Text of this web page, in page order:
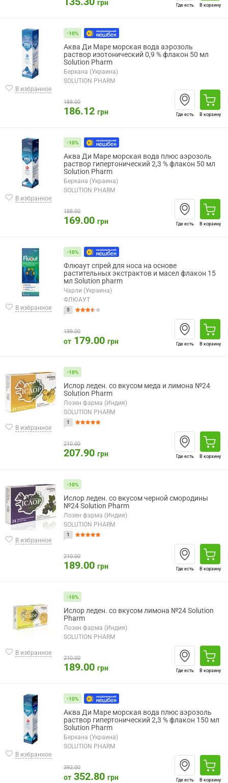
грн Где есть В корзину
В избранное
-10%
Аква Ди Маре морская вода аэрозоль
раствор изотонический 0,9 % флакон 50 мл
Solution Pharm
Беркана (Украина)
SOLUTION PHARM
188.00
186.12 грн Где есть В корзину
В избранное
-10%
Аква Ди Маре морская вода плюс аэрозоль
раствор гипертонический 2,3 % флакон 50 мл
Solution Pharm
Беркана (Украина)
SOLUTION PHARM
188.00
169.00 грн Где есть В корзину
В избранное
-10%
Флюаут спрей для носа на основе
растительных экстрактов и масел флакон 15
мл Solution pharm
Чарли (Украина)
ФЛЮАУТ
5
199.00
от 179.00 грн Где есть В корзину
В избранное
-10%
Ислор леден. со вкусом меда и лимона №24
Solution Pharm
Лозен фарма (Индия)
SOLUTION PHARM
1
210.00
207.90 грн Где есть В корзину
В избранное
-10%
Ислор леден. со вкусом черной смородины
№24 Solution Pharm
Лозен фарма (Индия)
SOLUTION PHARM
1
210.00
189.00 грн Где есть В корзину
В избранное
-10%
Ислор леден. со вкусом лимона №24 Solution
Pharm
Лозен фарма (Индия)
SOLUTION PHARM
210.00
189.00 грн Где есть В корзину
В избранное
-10%
Аква Ди Маре морская вода плюс аэрозоль
раствор гипертонический 2,3 % флакон 150 мл
Solution Pharm
Беркана (Украина)
SOLUTION PHARM
392.00
от 352.80 грн Где есть В корзину